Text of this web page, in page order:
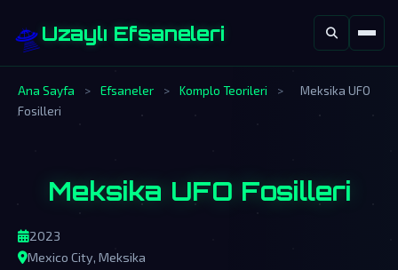
🛸Uzaylı Efsaneleri
Ana Sayfa > Efsaneler > Komplo Teorileri >
Meksika UFO
Fosilleri
Meksika UFO Fosilleri
2023
Mexico City, Meksika